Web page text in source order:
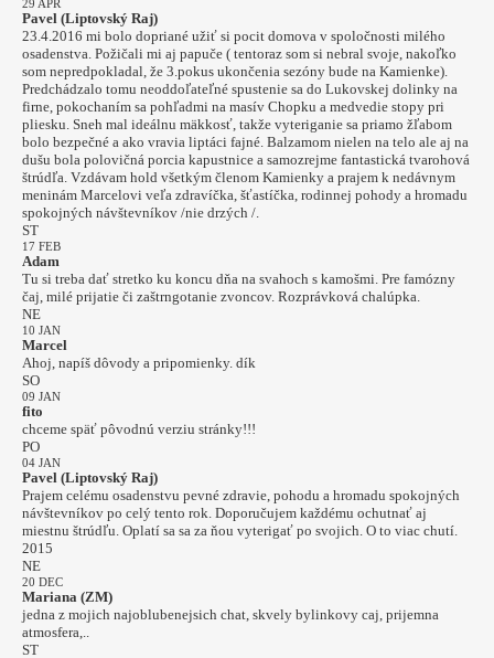
29 APR
Pavel (Liptovský Raj)
23.4.2016 mi bolo dopriané užiť si pocit domova v spoločnosti milého
osadenstva. Požičali mi aj papuče ( tentoraz som si nebral svoje, nakoľko
som nepredpokladal, že 3.pokus ukončenia sezóny bude na Kamienke).
Predchádzalo tomu neoddoľateľné spustenie sa do Lukovskej dolinky na
firne, pokochaním sa pohľadmi na masív Chopku a medvedie stopy pri
pliesku. Sneh mal ideálnu mäkkosť, takže vyteriganie sa priamo žľabom
bolo bezpečné a ako vravia liptáci fajné. Balzamom nielen na telo ale aj na
dušu bola polovičná porcia kapustnice a samozrejme fantastická tvarohová
štrúdľa. Vzdávam hold všetkým členom Kamienky a prajem k nedávnym
meninám Marcelovi veľa zdravíčka, šťastíčka, rodinnej pohody a hromadu
spokojných návštevníkov /nie drzých /.
ST
17 FEB
Adam
Tu si treba dať stretko ku koncu dňa na svahoch s kamošmi. Pre famózny
čaj, milé prijatie či zaštrngotanie zvoncov. Rozprávková chalúpka.
NE
10 JAN
Marcel
Ahoj, napíš dôvody a pripomienky. dík
SO
09 JAN
fito
chceme späť pôvodnú verziu stránky!!!
PO
04 JAN
Pavel (Liptovský Raj)
Prajem celému osadenstvu pevné zdravie, pohodu a hromadu spokojných
návštevníkov po celý tento rok. Doporučujem každému ochutnať aj
miestnu štrúdľu. Oplatí sa sa za ňou vyterigať po svojich. O to viac chutí.
2015
NE
20 DEC
Mariana (ZM)
jedna z mojich najoblubenejsich chat, skvely bylinkovy caj, prijemna
atmosfera,..
ST